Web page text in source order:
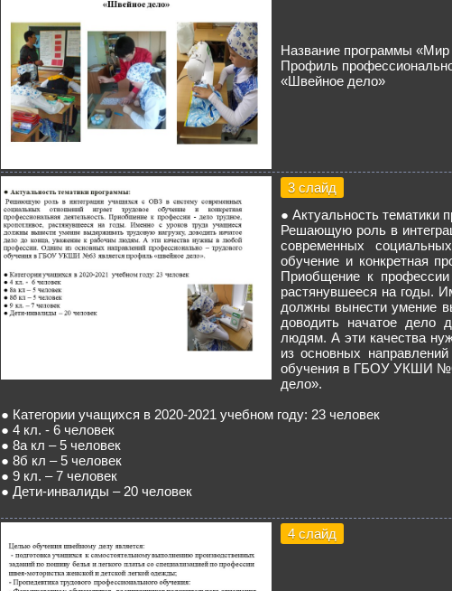
Название программы
Профиль
«Швейное дело»
3 слайд
● Актуальность тематики
Решающую роль в
современных
обучение и конкретная
Приобщение к
растянувшееся на годы.
должны вынести умение
доводить начатое дело
людям. А эти качества
из основных
обучения в ГБОУ УКШИ
дело».
● Категории учащихся в 2020-2021 учебном году: 23 человек
● 4 кл. - 6 человек
● 8а кл – 5 человек
● 8б кл – 5 человек
● 9 кл. – 7 человек
● Дети-инвалиды – 20 человек
4 слайд